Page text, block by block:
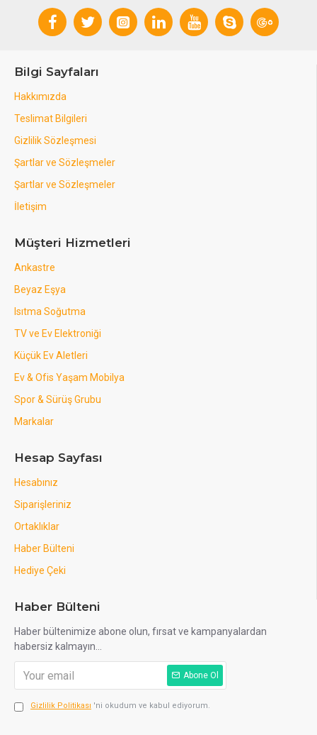
Bilgi Sayfaları
Hakkımızda
Teslimat Bilgileri
Gizlilik Sözleşmesi
Şartlar ve Sözleşmeler
Şartlar ve Sözleşmeler
İletişim
Müşteri Hizmetleri
Ankastre
Beyaz Eşya
Isıtma Soğutma
TV ve Ev Elektroniği
Küçük Ev Aletleri
Ev & Ofis Yaşam Mobilya
Spor & Sürüş Grubu
Markalar
Hesap Sayfası
Hesabınız
Siparişleriniz
Ortaklıklar
Haber Bülteni
Hediye Çeki
Haber Bülteni
Haber bültenimize abone olun, fırsat ve kampanyalardan
habersiz kalmayın...
Abone Ol
Gizlilik Politikası 'ni okudum ve kabul ediyorum.